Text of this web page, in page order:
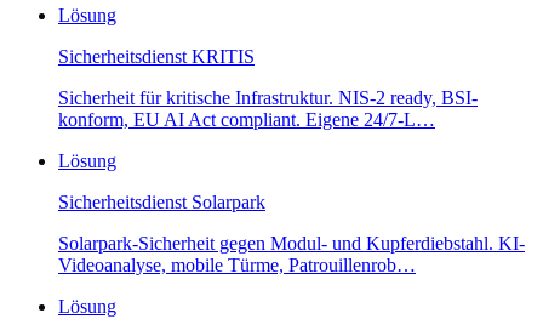
Lösung
Sicherheitsdienst KRITIS
Sicherheit für kritische Infrastruktur. NIS-2 ready, BSI-
konform, EU AI Act compliant. Eigene 24/7-L…
Lösung
Sicherheitsdienst Solarpark
Solarpark-Sicherheit gegen Modul- und Kupferdiebstahl. KI-
Videoanalyse, mobile Türme, Patrouillenrob…
Lösung